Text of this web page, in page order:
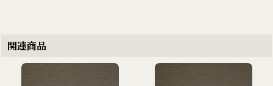
関連商品